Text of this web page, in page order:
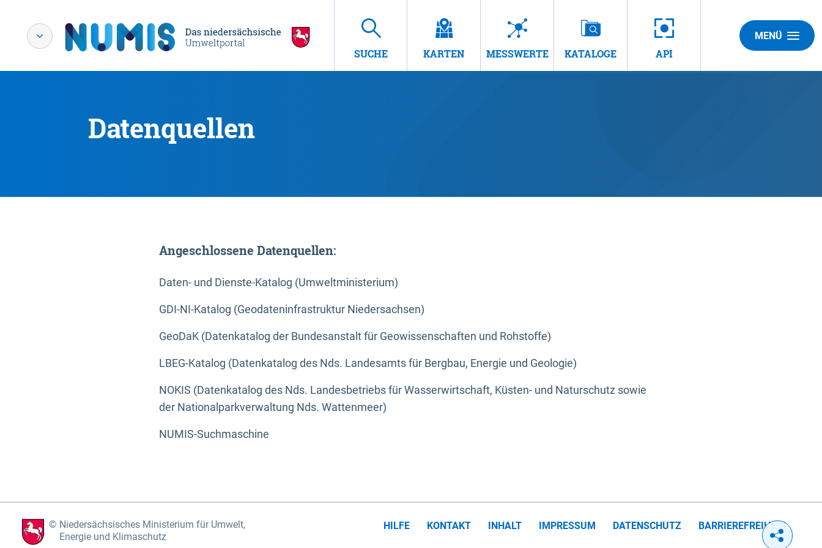
SUCHE KARTEN MESSWERTE KATALOGE API
MENÜ
Datenquellen
Angeschlossene Datenquellen:
Daten- und Dienste-Katalog (Umweltministerium)
GDI-NI-Katalog (Geodateninfrastruktur Niedersachsen)
GeoDaK (Datenkatalog der Bundesanstalt für Geowissenschaften und Rohstoffe)
LBEG-Katalog (Datenkatalog des Nds. Landesamts für Bergbau, Energie und Geologie)
NOKIS (Datenkatalog des Nds. Landesbetriebs für Wasserwirtschaft, Küsten- und Naturschutz sowie
der Nationalparkverwaltung Nds. Wattenmeer)
NUMIS-Suchmaschine
Niedersächsisches Ministerium für Umwelt,
Energie und Klimaschutz
HILFE KONTAKT INHALT IMPRESSUM DATENSCHUTZ BARRIEREFREIHEIT